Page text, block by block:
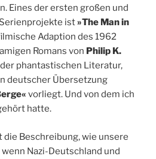
Eines der ersten großen und
ist »The Man in
Adaption des 1962
Romans von Philip K.
phantastischen Literatur,
deutscher Übersetzung
vorliegt. Und von dem ich
hatte.
die Beschreibung, wie unsere
Nazi-Deutschland und